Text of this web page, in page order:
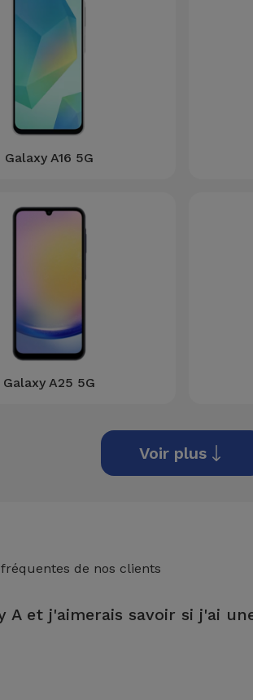
Galaxy A16 5G
Galaxy A25 5G
Voir plus
de nos clients
A et j'aimerais savoir si j'ai